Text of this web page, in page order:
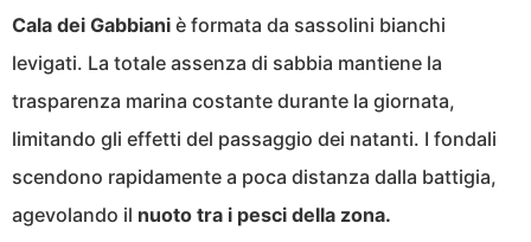
Cala dei Gabbiani è formata da sassolini bianchi
levigati. La totale assenza di sabbia mantiene la
trasparenza marina costante durante la giornata,
limitando gli effetti del passaggio dei natanti. I fondali
scendono rapidamente a poca distanza dalla battigia,
agevolando il nuoto tra i pesci della zona.